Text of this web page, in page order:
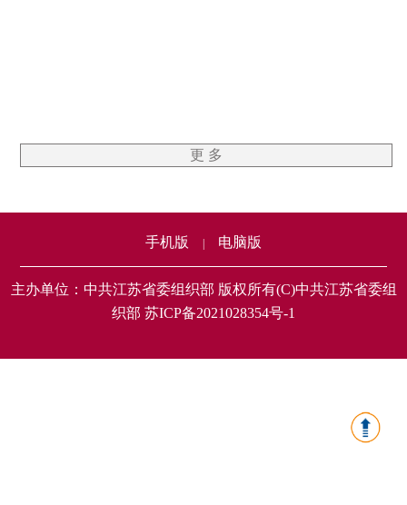
更 多
手机版 电脑版
主办单位：中共江苏省委组织部 版权所有(C)中共江苏省委组
织部 苏ICP备2021028354号-1